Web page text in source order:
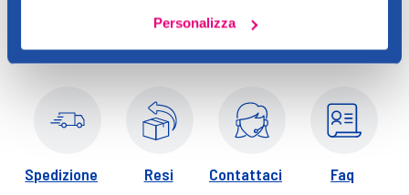
Personalizza
Formula con pH fisiologico.
Spedizione Resi Contattaci Faq